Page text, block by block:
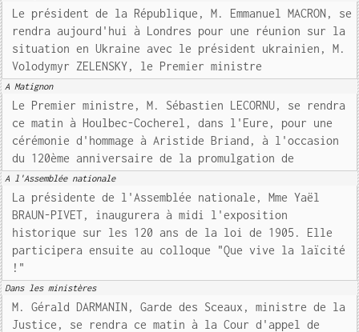
Le président de la République, M. Emmanuel MACRON, se
rendra aujourd'hui à Londres pour une réunion sur la
situation en Ukraine avec le président ukrainien, M.
Volodymyr ZELENSKY, le Premier ministre
A Matignon
Le Premier ministre, M. Sébastien LECORNU, se rendra
ce matin à Houlbec-Cocherel, dans l'Eure, pour une
cérémonie d'hommage à Aristide Briand, à l'occasion
du 120ème anniversaire de la promulgation de
A l'Assemblée nationale
La présidente de l'Assemblée nationale, Mme Yaël
BRAUN-PIVET, inaugurera à midi l'exposition
historique sur les 120 ans de la loi de 1905. Elle
participera ensuite au colloque "Que vive la laïcité
!"
Dans les ministères
M. Gérald DARMANIN, Garde des Sceaux, ministre de la
Justice, se rendra ce matin à la Cour d'appel de